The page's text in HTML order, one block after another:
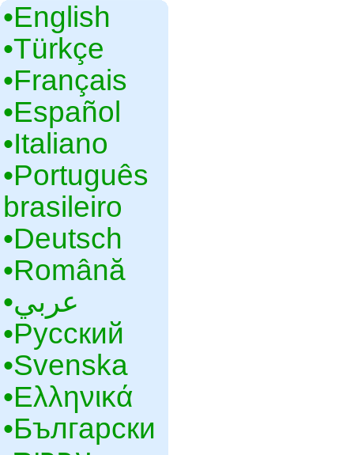
•‎English
•‎Türkçe
•‎Français
•‎Español
•‎Italiano
•‎Português
brasileiro
•‎Deutsch
•‎Română
•‎عربي
•‎Русский
•‎Svenska
•‎Ελληνικά
•‎Български